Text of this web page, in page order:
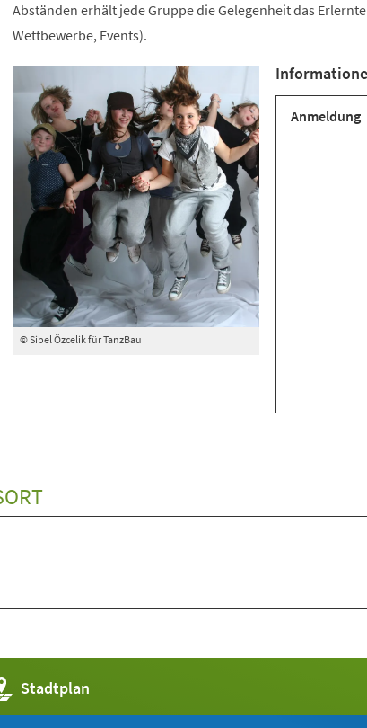
Abständen erhält jede Gruppe die Gelegenheit das
Wettbewerbe, Events).
© Sibel Özcelik für TanzBau
Anmeldung
Stadtplan